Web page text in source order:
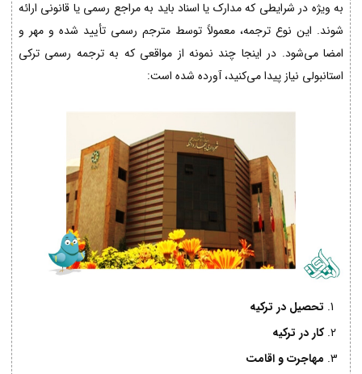
به ویژه در شرایطی که مدارک یا اسناد باید به مراجع رسمی یا قانونی ارائه
شوند. این نوع ترجمه، معمولاً توسط مترجم رسمی تأیید شده و مهر و
امضا می‌شود. در اینجا چند نمونه از مواقعی که به ترجمه رسمی ترکی
استانبولی نیاز پیدا می‌کنید، آورده شده است:
تحصیل در ترکیه
کار در ترکیه
مهاجرت و اقامت